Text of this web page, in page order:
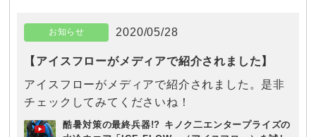
お知らせ 2020/05/28
【アイスフローがメディアで紹介されました】
アイスフローがメディアで紹介されました。是非
チェックしてみてくださいね！
酷暑対策の最終兵器!? キノク二エンタープライズの
水冷ウエア「ICE FLOW」（アイスフロー）を試し